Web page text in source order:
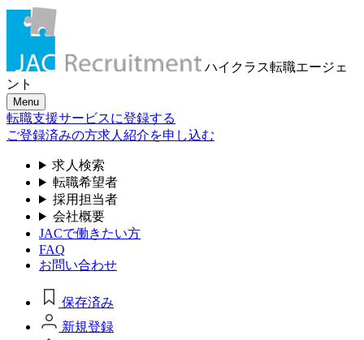
ハイクラス転職エージェ
ント
Menu
転職支援サービスに登録する
ご登録済みの方求人紹介を申し込む
求人検索
転職希望者
採用担当者
会社概要
JACで働きたい方
FAQ
お問い合わせ
保存済み
新規登録